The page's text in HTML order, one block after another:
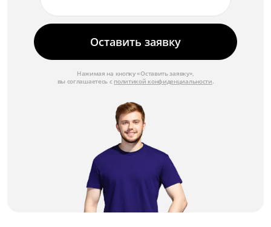
Замена звуковой системы
от 3 000 ₽
Замена видеопроцессора
Оставить заявку
Нажимая на кнопку «Оставить заявку»,
вы соглашаетесь с политикой конфиденциальности.